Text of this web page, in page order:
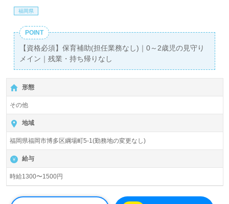
福岡県
POINT
【資格必須】保育補助(担任業務なし)｜0～2歳児の見守り
メイン｜残業・持ち帰りなし
形態
その他
地域
福岡県福岡市博多区綱場町5-1(勤務地の変更なし)
給与
時給1300〜1500円